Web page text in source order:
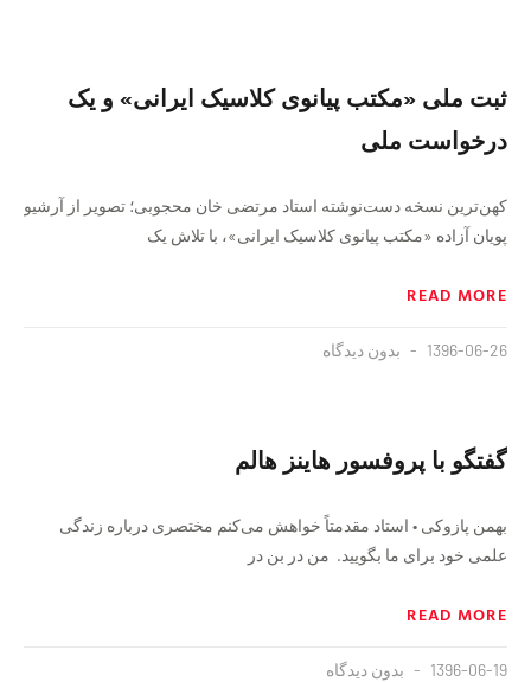
ثبت ملی «مکتب پیانوی کلاسیک ایرانی» و یک
درخواست ملی
کهن‌ترین نسخه دست‌نوشته استاد مرتضی خان محجوبی؛ تصویر از آرشیو
پویان آزاده «مکتب پیانوی کلاسیک ایرانی»، با تلاش یک
READ MORE
1396-06-26 بدون دیدگاه
گفتگو با پروفسور هاينز هالم
بهمن پازوكى • استاد مقدمتاً خواهش مى‏‌كنم مختصرى درباره زندگى
علمى خود براى ما بگوييد. من در بن در
READ MORE
1396-06-19 بدون دیدگاه